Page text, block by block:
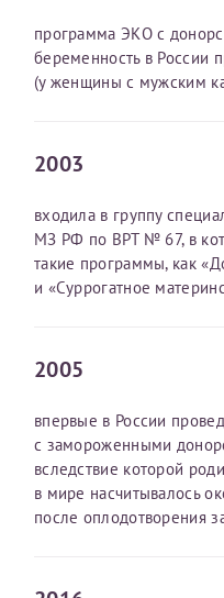
программа ЭКО с
беременность в России
(у женщины с мужским
2003
входила в группу
МЗ РФ по ВРТ № 67, в
такие программы, как
и «Суррогатное
2005
впервые в России
с замороженными
вследствие которой
в мире насчитывалось
после оплодотворения
Елена